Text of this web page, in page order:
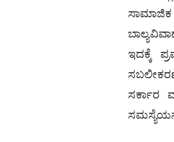
ಇದಕ್ಕೆ
ಸರ್ಕಾರ